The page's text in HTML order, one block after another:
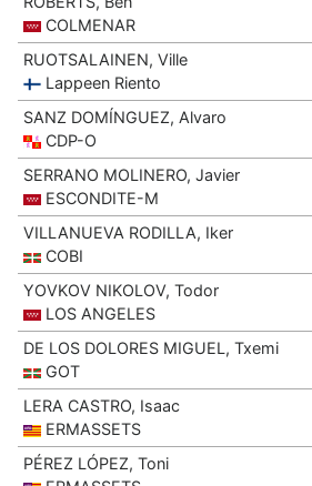
COLMENAR
RUOTSALAINEN, Ville
Lappeen Riento
SANZ DOMÍNGUEZ, Alvaro
CDP-O
SERRANO MOLINERO, Javier
ESCONDITE-M
VILLANUEVA RODILLA, Iker
COBI
YOVKOV NIKOLOV, Todor
LOS ANGELES
DE LOS DOLORES MIGUEL, Txemi
GOT
LERA CASTRO, Isaac
ERMASSETS
PÉREZ LÓPEZ, Toni